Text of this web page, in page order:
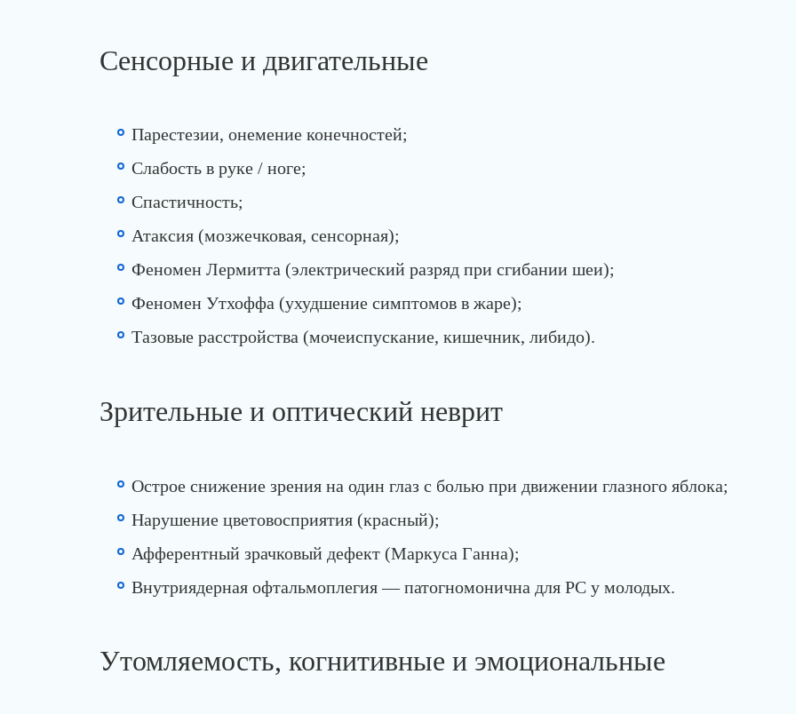
Сенсорные и двигательные
Парестезии, онемение конечностей;
Слабость в руке / ноге;
Спастичность;
Атаксия (мозжечковая, сенсорная);
Феномен Лермитта (электрический разряд при сгибании шеи);
Феномен Утхоффа (ухудшение симптомов в жаре);
Тазовые расстройства (мочеиспускание, кишечник, либидо).
Зрительные и оптический неврит
Острое снижение зрения на один глаз с болью при движении глазного яблока;
Нарушение цветовосприятия (красный);
Афферентный зрачковый дефект (Маркуса Ганна);
Внутриядерная офтальмоплегия — патогномонична для РС у молодых.
Утомляемость, когнитивные и эмоциональные